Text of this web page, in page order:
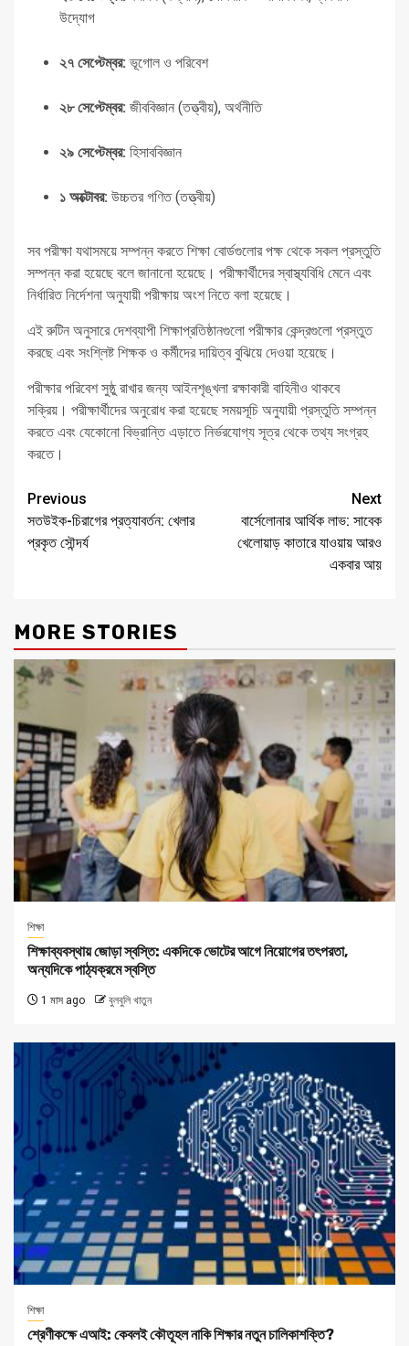
উদ্যোগ
২৭ সেপ্টেম্বর: ভূগোল ও পরিবেশ
২৮ সেপ্টেম্বর: জীববিজ্ঞান (তত্ত্বীয়), অর্থনীতি
২৯ সেপ্টেম্বর: হিসাববিজ্ঞান
১ অক্টোবর: উচ্চতর গণিত (তত্ত্বীয়)
সব পরীক্ষা যথাসময়ে সম্পন্ন করতে শিক্ষা বোর্ডগুলোর পক্ষ থেকে সকল প্রস্তুতি
সম্পন্ন করা হয়েছে বলে জানানো হয়েছে। পরীক্ষার্থীদের স্বাস্থ্যবিধি মেনে এবং
নির্ধারিত নির্দেশনা অনুযায়ী পরীক্ষায় অংশ নিতে বলা হয়েছে।
এই রুটিন অনুসারে দেশব্যাপী শিক্ষাপ্রতিষ্ঠানগুলো পরীক্ষার কেন্দ্রগুলো প্রস্তুত
করছে এবং সংশ্লিষ্ট শিক্ষক ও কর্মীদের দায়িত্ব বুঝিয়ে দেওয়া হয়েছে।
পরীক্ষার পরিবেশ সুষ্ঠু রাখার জন্য আইনশৃঙ্খলা রক্ষাকারী বাহিনীও থাকবে
সক্রিয়। পরীক্ষার্থীদের অনুরোধ করা হয়েছে সময়সূচি অনুযায়ী প্রস্তুতি সম্পন্ন
করতে এবং যেকোনো বিভ্রান্তি এড়াতে নির্ভরযোগ্য সূত্র থেকে তথ্য সংগ্রহ
করতে।
Continue
Reading
Previous
সতউইক-চিরাগের প্রত্যাবর্তন: খেলার
প্রকৃত সৌন্দর্য
Next
বার্সেলোনার আর্থিক লাভ: সাবেক
খেলোয়াড় কাতারে যাওয়ায় আরও
একবার আয়
MORE STORIES
শিক্ষা
শিক্ষাব্যবস্থায় জোড়া স্বস্তি: একদিকে ভোটের আগে নিয়োগের তৎপরতা,
অন্যদিকে পাঠ্যক্রমে স্বস্তি
1 মাস ago বুলবুলি খাতুন
শিক্ষা
শ্রেণীকক্ষে এআই: কেবলই কৌতূহল নাকি শিক্ষার নতুন চালিকাশক্তি?